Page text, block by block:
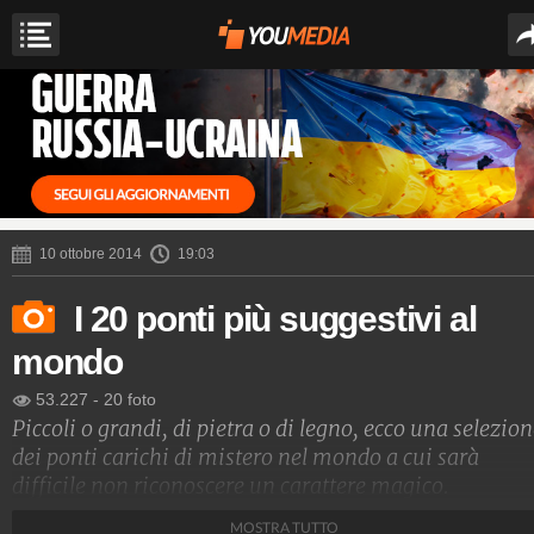
10 ottobre 2014 19:03
I 20 ponti più suggestivi al
mondo
53.227 - 20 foto
Piccoli o grandi, di pietra o di legno, ecco una
dei ponti carichi di mistero nel mondo a cui sarà
difficile non riconoscere un carattere magico.
MOSTRA TUTTO